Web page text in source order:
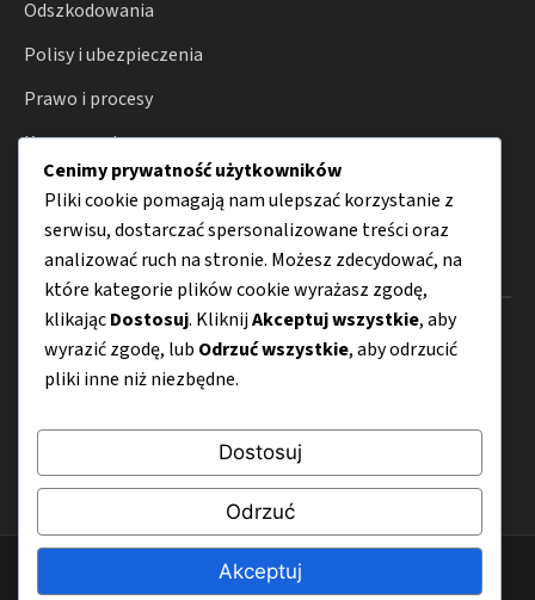
Odszkodowania
Polisy i ubezpieczenia
Prawo i procesy
Konsument
Porady
Menu
Kontakt
Mapa strony
Polityka prywatności
© 2026 Odszkodowanie.net.pl
Cenimy prywatność użytkowników
Pliki cookie pomagają nam ulepszać korzystanie z
serwisu, dostarczać spersonalizowane treści oraz
analizować ruch na stronie. Możesz zdecydować, na
które kategorie plików cookie wyrażasz zgodę,
klikającDostosuj. KliknijAkceptuj wszystkie, aby
wyrazić zgodę, lub Odrzuć wszystkie, aby odrzucić
pliki inne niż niezbędne.
Dostosuj
Odrzuć
Akceptuj